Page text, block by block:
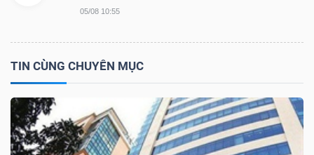
05/08 10:55
TIN CÙNG CHUYÊN MỤC
tạo